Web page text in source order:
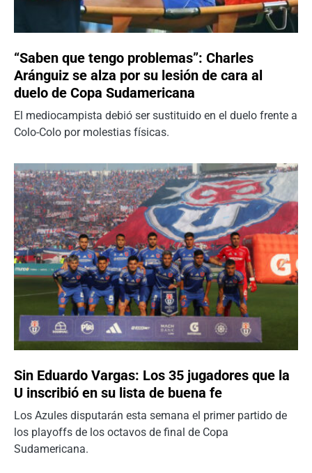
“Saben que tengo problemas”: Charles
Aránguiz se alza por su lesión de cara al
duelo de Copa Sudamericana
El mediocampista debió ser sustituido en el duelo frente a
Colo-Colo por molestias físicas.
Sin Eduardo Vargas: Los 35 jugadores que la
U inscribió en su lista de buena fe
Los Azules disputarán esta semana el primer partido de
los playoffs de los octavos de final de Copa
Sudamericana.